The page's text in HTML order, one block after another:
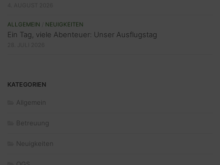
ALLGEMEIN NEUIGKEITEN
Ein Tag, viele Abenteuer: Unser Ausflugstag
KATEGORIEN
Allgemein
Betreuung
Neuigkeiten